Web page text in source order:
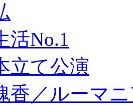
活No.1
立て公演
香／ルーマ